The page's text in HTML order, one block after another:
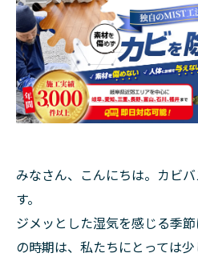
みなさん、こんにちは。カビ
す。
ジメッとした湿気を感じる季
の時期は、私たちにとっては